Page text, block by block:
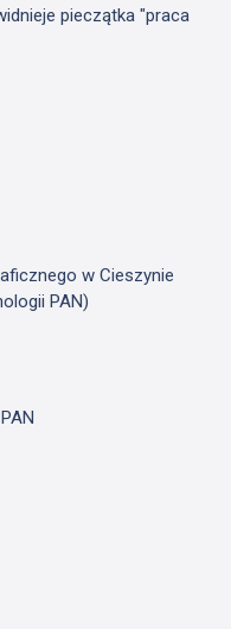
pieczątka "praca
w Cieszynie
PAN)